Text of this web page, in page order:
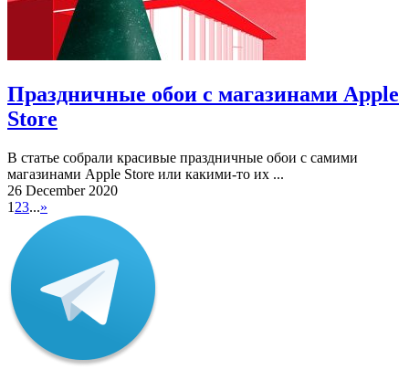
Праздничные обои с магазинами Apple
Store
В статье собрали красивые праздничные обои с самими
магазинами Apple Store или какими-то их ...
26 December 2020
1 23...»